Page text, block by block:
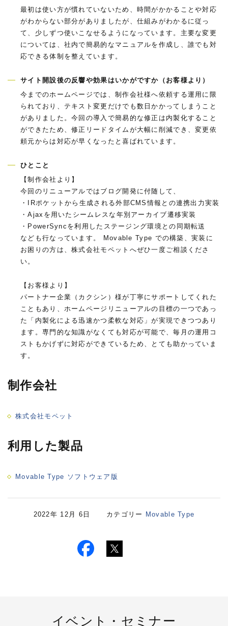
最初は使い方が慣れていないため、時間がかかることや対応
がわからない部分がありましたが、仕組みがわかるに従っ
て、少しずつ使いこなせるようになっています。主要な変更
については、社内で簡易的なマニュアルを作成し、誰でも対
応できる体制を整えています。
サイト開設後の反響や効果はいかがですか（お客様より）
今までのホームページでは、制作会社様へ依頼する運用に限
られており、テキスト変更だけでも数日かかってしまうこと
がありました。今回の導入で簡易的な修正は内製化すること
ができたため、修正リードタイムが大幅に削減でき、変更依
頼元からは対応が早くなったと喜ばれています。
ひとこと
【制作会社より】
今回のリニューアルではブログ開発に付随して、
・IRポケットから生成される外部CMS情報との連携出力実装
・Ajaxを用いたシームレスな年別アーカイブ遷移実装
・PowerSyncを利用したステージング環境との同期転送
なども行なっています。 Movable Type での構築、実装に
お困りの方は、株式会社モペットへぜひ一度ご相談くださ
い。
【お客様より】
パートナー企業（カクシン）様が丁寧にサポートしてくれた
こともあり、ホームページリニューアルの目標の一つであっ
た「内製化による迅速かつ柔軟な対応」が実現できつつあり
ます。専門的な知識がなくても対応が可能で、毎月の運用コ
ストもかげずに対応ができているため、とても助かっていま
す。
制作会社
株式会社モペット
利用した製品
Movable Type ソフトウェア版
2022年 12月 6日 カテゴリー Movable Type
イベント・セミナー